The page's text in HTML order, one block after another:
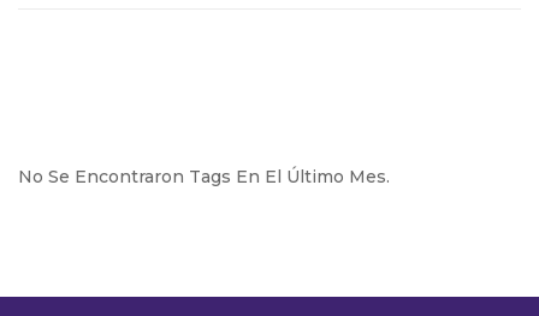
No Se Encontraron Tags En El Último Mes.